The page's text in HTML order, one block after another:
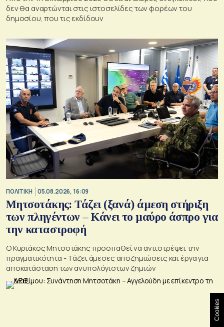
δεν θα αναρτώνται στις ιστοσελίδες των φορέων του
δημοσίου, που τις εκδίδουν
ΠΟΛΙΤΙΚΗ 05.08.2026, 16:09
Μητσοτάκης: Τάζει (ξανά) άμεση στήριξη
των πληγέντων – Κάνει το μαύρο άσπρο για
την καταστροφή
Ο Κυριάκος Μητσοτάκης προσπαθεί να αντιστρέψει την
πραγματικότητα - Τάζει άμεσες αποζημιώσεις και έργα για
αποκατάσταση των ανυπολόγιστων ζημιών
Cookies